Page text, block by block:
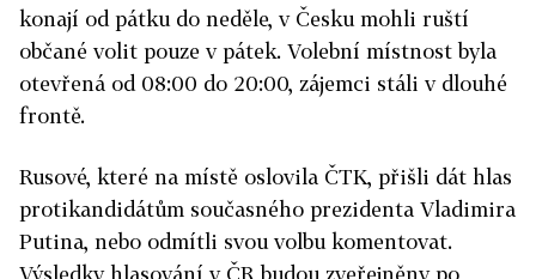
konají od pátku do neděle, v Česku mohli ruští
občané volit pouze v pátek. Volební místnost byla
otevřená od 08:00 do 20:00, zájemci stáli v dlouhé
frontě.
Rusové, které na místě oslovila ČTK, přišli dát hlas
protikandidátům současného prezidenta Vladimira
Putina, nebo odmítli svou volbu komentovat.
Výsledky hlasování v ČR budou zveřejněny po